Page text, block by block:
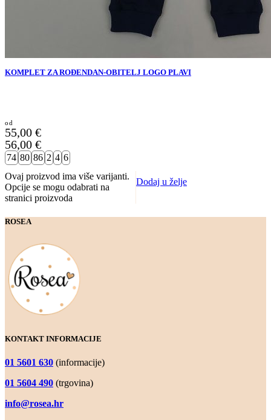
KOMPLET ZA ROĐENDAN-OBITELJ LOGO PLAVI
55,00 €
56,00 €
74 80 86 2 4 6
Ovaj proizvod ima više varijanti.
Opcije se mogu odabrati na
stranici proizvoda
Dodaj u želje
ROSEA
KONTAKT INFORMACIJE
01 5601 630 (informacije)
01 5604 490 (trgovina)
info@rosea.hr